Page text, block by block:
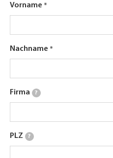
Vorname
Nachname
Firma ?
PLZ ?